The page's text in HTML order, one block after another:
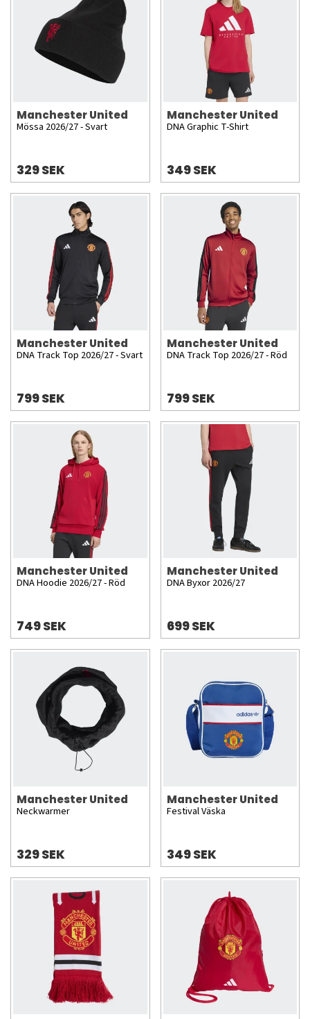
Manchester United
Mössa 2026/27 - Svart
329 SEK
Manchester United
DNA Graphic T-Shirt
349 SEK
Manchester United
DNA Track Top 2026/27 - Svart
799 SEK
Manchester United
DNA Track Top 2026/27 - Röd
799 SEK
Manchester United
DNA Hoodie 2026/27 - Röd
749 SEK
Manchester United
DNA Byxor 2026/27
699 SEK
Manchester United
Neckwarmer
329 SEK
Manchester United
Festival Väska
349 SEK